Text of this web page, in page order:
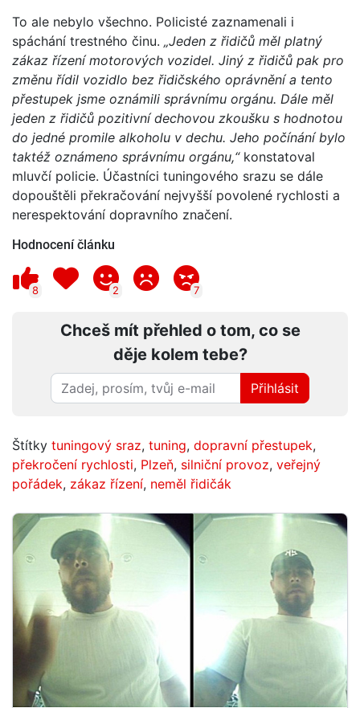
To ale nebylo všechno. Policisté zaznamenali i
spáchání trestného činu. „Jeden z řidičů měl platný
zákaz řízení motorových vozidel. Jiný z řidičů pak pro
změnu řídil vozidlo bez řidičského oprávnění a tento
přestupek jsme oznámili správnímu orgánu. Dále měl
jeden z řidičů pozitivní dechovou zkoušku s hodnotou
do jedné promile alkoholu v dechu. Jeho počínání bylo
taktéž oznámeno správnímu orgánu,“konstatoval
mluvčí policie. Účastníci tuningového srazu se dále
dopouštěli překračování nejvyšší povolené rychlosti a
nerespektování dopravního značení.
Hodnocení článku
8 2 7
Chceš mít přehled o tom, co se
děje kolem tebe?
Přihlásit
Štítky tuningový sraz, tuning, dopravní přestupek,
překročení rychlosti, Plzeň, silniční provoz, veřejný
pořádek, zákaz řízení, neměl řidičák